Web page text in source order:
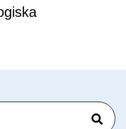
Sök